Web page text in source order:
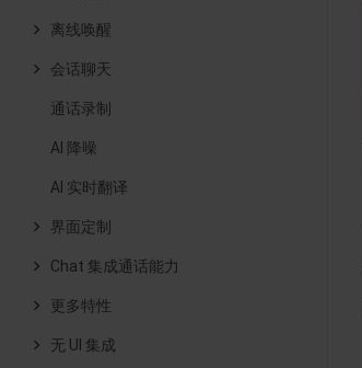
离线唤醒
会话聊天
通话录制
AI 降噪
AI 实时翻译
界面定制
Chat 集成通话能力
更多特性
无 UI 集成